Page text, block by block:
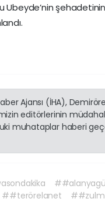
Ubeyde’nin
Ajansı (İHA),
editörlerinin
muhataplar haberi
##terörelanet